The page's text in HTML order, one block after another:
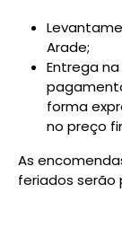
Arade;
Entrega
forma
no preço
As
feriados serão